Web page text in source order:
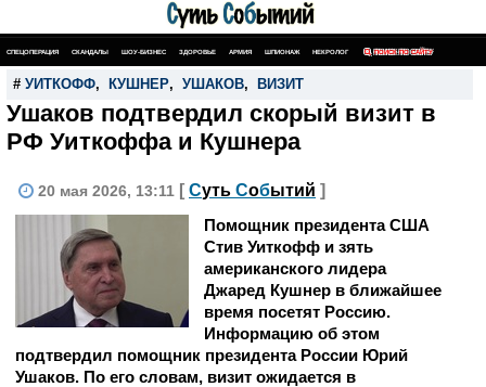
СПЕЦОПЕРАЦИЯ СКАНДАЛЫ ШОУ-БИЗНЕС ЗДОРОВЬЕ АРМИЯ ШПИОНАЖ НЕКРОЛОГ ПОИСК ПО САЙТУ
# УИТКОФФ, КУШНЕР, УШАКОВ, ВИЗИТ
Ушаков подтвердил скорый визит в
РФ Уиткоффа и Кушнера
20 мая 2026, 13:11 [ Суть Событий ]
Помощник президента США
Стив Уиткофф и зять
американского лидера
Джаред Кушнер в ближайшее
время посетят Россию.
Информацию об этом
подтвердил помощник президента России Юрий
Ушаков. По его словам, визит ожидается в